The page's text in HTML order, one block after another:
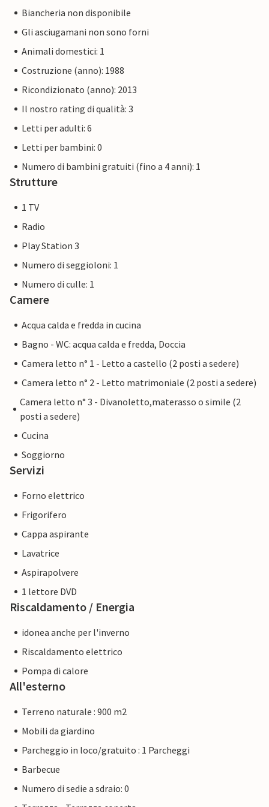
Biancheria non disponibile
Gli asciugamani non sono forni
Animali domestici: 1
Costruzione (anno): 1988
Ricondizionato (anno): 2013
Il nostro rating di qualità: 3
Letti per adulti: 6
Letti per bambini: 0
Numero di bambini gratuiti (fino a 4 anni): 1
Strutture
1 TV
Radio
Play Station 3
Numero di seggioloni: 1
Numero di culle: 1
Camere
Acqua calda e fredda in cucina
Bagno - WC: acqua calda e fredda, Doccia
Camera letto n° 1 - Letto a castello (2 posti a sedere)
Camera letto n° 2 - Letto matrimoniale (2 posti a sedere)
Camera letto n° 3 - Divanoletto,materasso o simile (2
posti a sedere)
Cucina
Soggiorno
Servizi
Forno elettrico
Frigorifero
Cappa aspirante
Lavatrice
Aspirapolvere
1 lettore DVD
Riscaldamento / Energia
idonea anche per l'inverno
Riscaldamento elettrico
Pompa di calore
All'esterno
Terreno naturale : 900 m2
Mobili da giardino
Parcheggio in loco/gratuito : 1 Parcheggi
Barbecue
Numero di sedie a sdraio: 0